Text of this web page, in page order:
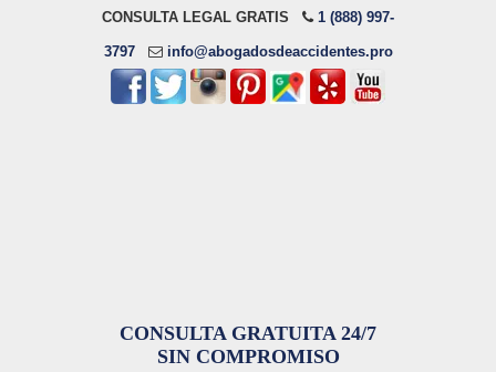
CONSULTA LEGAL GRATIS 1 (888) 997-
3797 info@abogadosdeaccidentes.pro
CONSULTA GRATUITA 24/7
SIN COMPROMISO